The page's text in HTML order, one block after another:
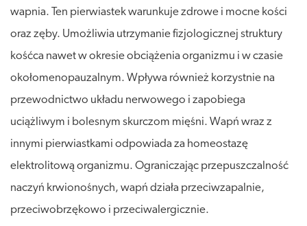
wapnia. Ten pierwiastek warunkuje zdrowe i mocne kości
oraz zęby. Umożliwia utrzymanie fizjologicznej struktury
kośćca nawet w okresie obciążenia organizmu i w czasie
okołomenopauzalnym. Wpływa również korzystnie na
przewodnictwo układu nerwowego i zapobiega
uciążliwym i bolesnym skurczom mięśni. Wapń wraz z
innymi pierwiastkami odpowiada za homeostazę
elektrolitową organizmu. Ograniczając przepuszczalność
naczyń krwionośnych, wapń działa przeciwzapalnie,
przeciwobrzękowo i przeciwalergicznie.